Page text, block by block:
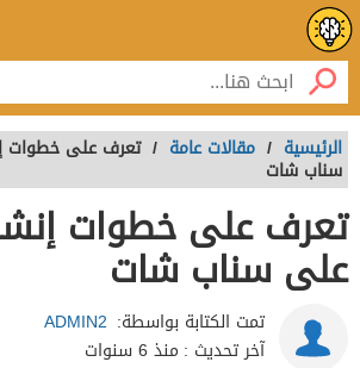
الرئيسية / مقالات عامة / تعرف على خطوات
سناب شات
تعرف على خطوات
على سناب شات
تمت الكتابة بواسطة: ADMIN2
آخر تحديث : منذ 6 سنوات